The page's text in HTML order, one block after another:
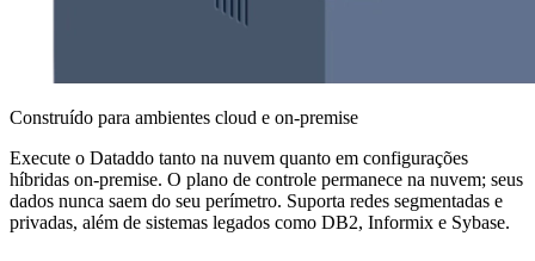
Construído para ambientes cloud e on-premise
Execute o Dataddo tanto na nuvem quanto em configurações
híbridas on-premise. O plano de controle permanece na nuvem; seus
dados nunca saem do seu perímetro. Suporta redes segmentadas e
privadas, além de sistemas legados como DB2, Informix e Sybase.